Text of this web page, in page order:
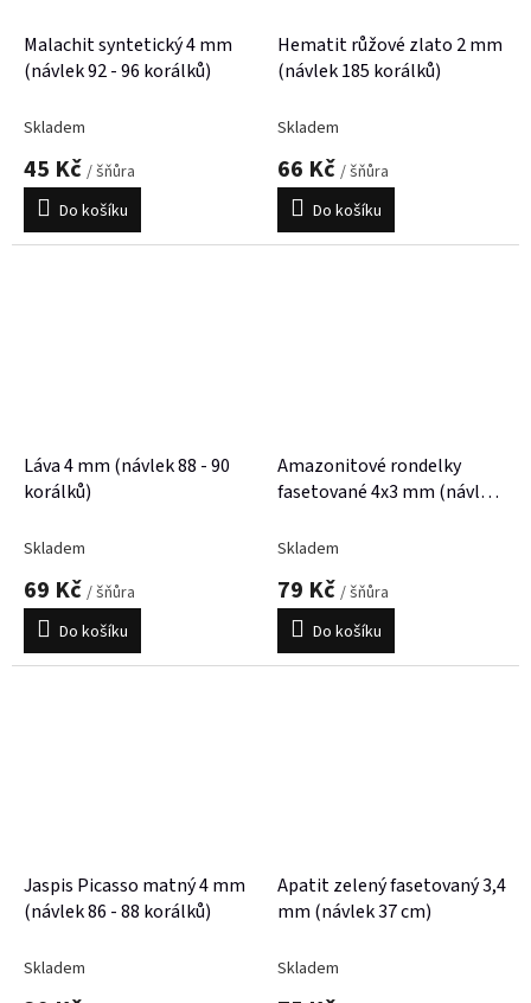
Malachit syntetický 4 mm
(návlek 92 - 96 korálků)
Skladem
45 Kč / šňůra
Do košíku
Hematit růžové zlato 2 mm
(návlek 185 korálků)
Skladem
66 Kč / šňůra
Do košíku
Láva 4 mm (návlek 88 - 90
korálků)
Skladem
69 Kč / šňůra
Do košíku
Amazonitové rondelky
fasetované 4x3 mm (návlek
Skladem
79 Kč / šňůra
Do košíku
Jaspis Picasso matný 4 mm
(návlek 86 - 88 korálků)
Skladem
Apatit zelený fasetovaný 3,4
mm (návlek 37 cm)
Skladem